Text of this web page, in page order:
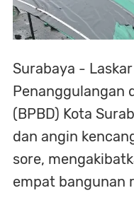
Surabaya -
Penanggulangan
(BPBD) Kota
dan angin
sore,
empat bangunan